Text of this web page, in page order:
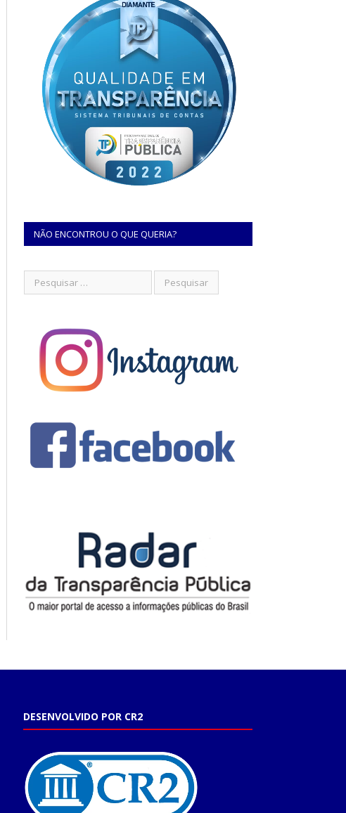
NÃO ENCONTROU O QUE QUERIA?
DESENVOLVIDO POR CR2